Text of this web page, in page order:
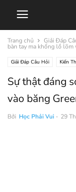
Trang chủ Giải Đáp
bàn tay ma khổng lồ lõm
Giải Đáp Câu Hỏi Kiến
Sự thật đáng
vào băng
Bởi Học Phải Vui - 29